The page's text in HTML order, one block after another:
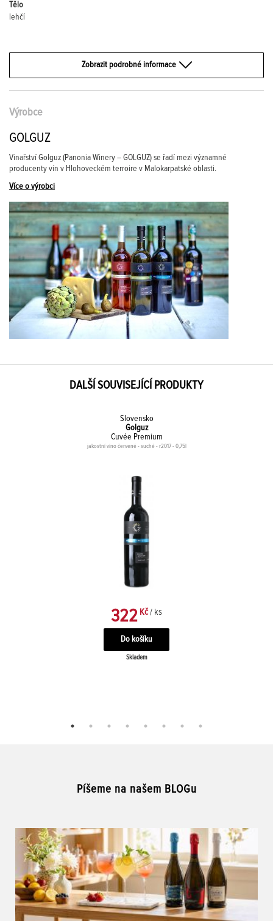
Tělo
lehčí
Zobrazit podrobné informace
Výrobce
GOLGUZ
Vinařství Golguz (Panonia Winery – GOLGUZ) se řadí mezi významné
producenty vín v Hlohoveckém terroire v Malokarpatské oblasti.
Více o výrobci
DALŠÍ SOUVISEJÍCÍ PRODUKTY
Slovensko
Golguz
Cuvée Premium
jakostní víno červené - suché - r2017 - 0,75l
322 Kč / ks
Skladem
Píšeme na našem BLOGu